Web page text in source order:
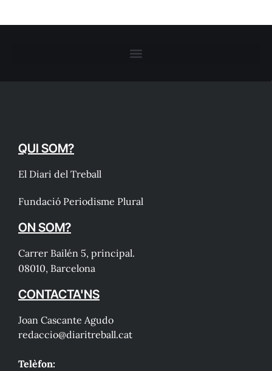
QUI SOM?
El Diari del Treball
Fundació Periodisme Plural
ON SOM?
Carrer Bailén 5, principal.
08010, Barcelona
CONTACTA'NS
Joan Cascante Agudo
redaccio@diaritreball.cat
Telèfon: